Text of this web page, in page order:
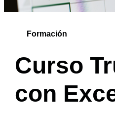
Formación
Curso
con